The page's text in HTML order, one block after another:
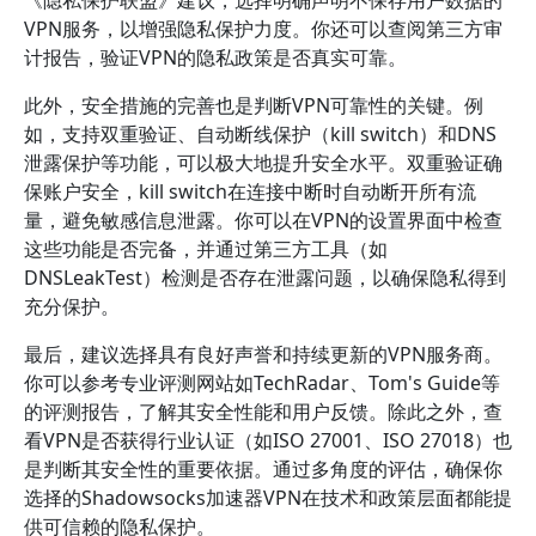
VPN服务，以增强隐私保护力度。你还可以查阅第三方审
计报告，验证VPN的隐私政策是否真实可靠。
此外，安全措施的完善也是判断VPN可靠性的关键。例
如，支持双重验证、自动断线保护（kill switch）和DNS
泄露保护等功能，可以极大地提升安全水平。双重验证确
保账户安全，kill switch在连接中断时自动断开所有流
量，避免敏感信息泄露。你可以在VPN的设置界面中检查
这些功能是否完备，并通过第三方工具（如
DNSLeakTest）检测是否存在泄露问题，以确保隐私得到
充分保护。
最后，建议选择具有良好声誉和持续更新的VPN服务商。
你可以参考专业评测网站如TechRadar、Tom's Guide等
的评测报告，了解其安全性能和用户反馈。除此之外，查
看VPN是否获得行业认证（如ISO 27001、ISO 27018）也
是判断其安全性的重要依据。通过多角度的评估，确保你
选择的Shadowsocks加速器VPN在技术和政策层面都能提
供可信赖的隐私保护。